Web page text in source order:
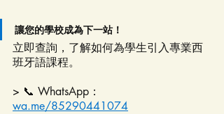
讓您的學校成為下一站！
立即查詢，了解如何為學生引入專業西
班牙語課程。
> 📞 WhatsApp：
wa.me/85290441074